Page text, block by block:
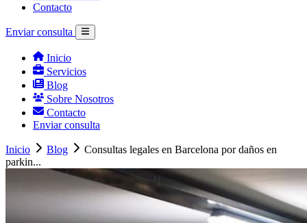
Contacto
Enviar consulta
Inicio
Servicios
Blog
Sobre Nosotros
Contacto
Enviar consulta
Inicio Blog
Consultas legales en Barcelona por daños en
parkin...